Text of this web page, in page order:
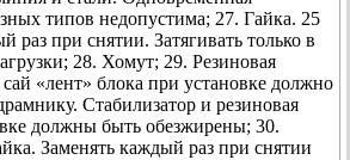
типов недопустима; 27. Гайка. 25
раз при снятии. Затягивать только в
28. Хомут; 29. Резиновая
«лент» блока при установке должно
Стабилизатор и резиновая
должны быть обезжирены; 30.
Заменять каждый раз при снятии